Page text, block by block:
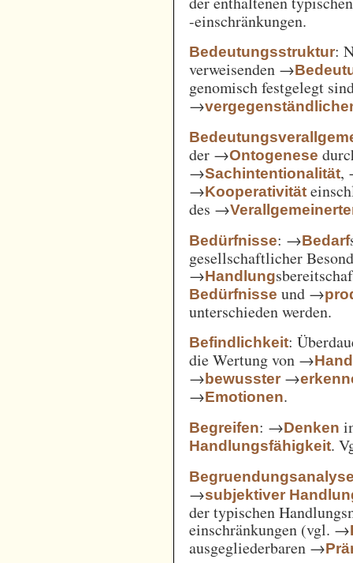
-einschränkungen.
Bedeutungsstruktur:
verweisenden →
genomisch festgelegt
→
der →Ontogenese
→Sachintentionalität,
→Kooperativität
des →
Bedürfnisse: →Bedarf
gesellschaftlicher
→Handlung
Bedürfnisse und →
unterschieden werden.
Befindlichkeit:
die Wertung von →
→bewusster →
→Emotionen.
Begreifen: →Denken
Handlungsfähigkeit.
→subjektiver
der typischen
einschränkungen (vgl. →
ausgegliederbaren →